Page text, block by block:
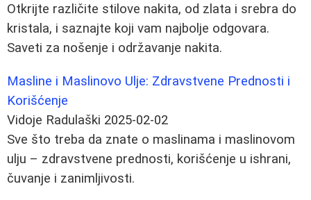
Otkrijte različite stilove nakita, od zlata i srebra do
kristala, i saznajte koji vam najbolje odgovara.
Saveti za nošenje i održavanje nakita.
Masline i Maslinovo Ulje: Zdravstvene Prednosti i
Korišćenje
Vidoje Radulaški 2025-02-02
Sve što treba da znate o maslinama i maslinovom
ulju – zdravstvene prednosti, korišćenje u ishrani,
čuvanje i zanimljivosti.